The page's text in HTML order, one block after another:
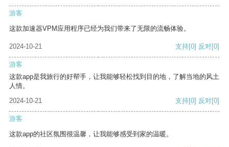
游客
这款加速器VPM应用程序已经为我们带来了无限的流畅体验。
2024-10-21 支持[0] 反对[0]
游客
这款app是我旅行的好帮手，让我能够轻松找到目的地，了解当地的风土
人情。
2024-10-21
支持[0] 反对[0]
游客
这款app的社区氛围很温馨，让我能够感受到家的温暖。